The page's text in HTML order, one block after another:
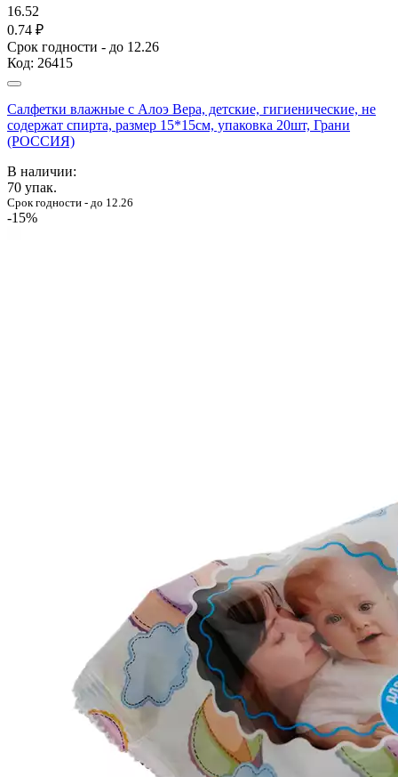
16.52
0.74 ₽
Срок годности - до 12.26
Код: 26415
Салфетки влажные с Алоэ Вера, детские, гигиенические, не
содержат спирта, размер 15*15см, упаковка 20шт, Грани
(РОССИЯ)
В наличии:
70 упак.
Срок годности - до 12.26
-15%